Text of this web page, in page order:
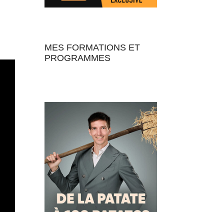
MES FORMATIONS ET
PROGRAMMES